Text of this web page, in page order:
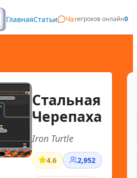
ГлавнаяСтатьи Чатигроков онлайн0
Стальная
Черепаха
Iron Turtle
4.6 2,952